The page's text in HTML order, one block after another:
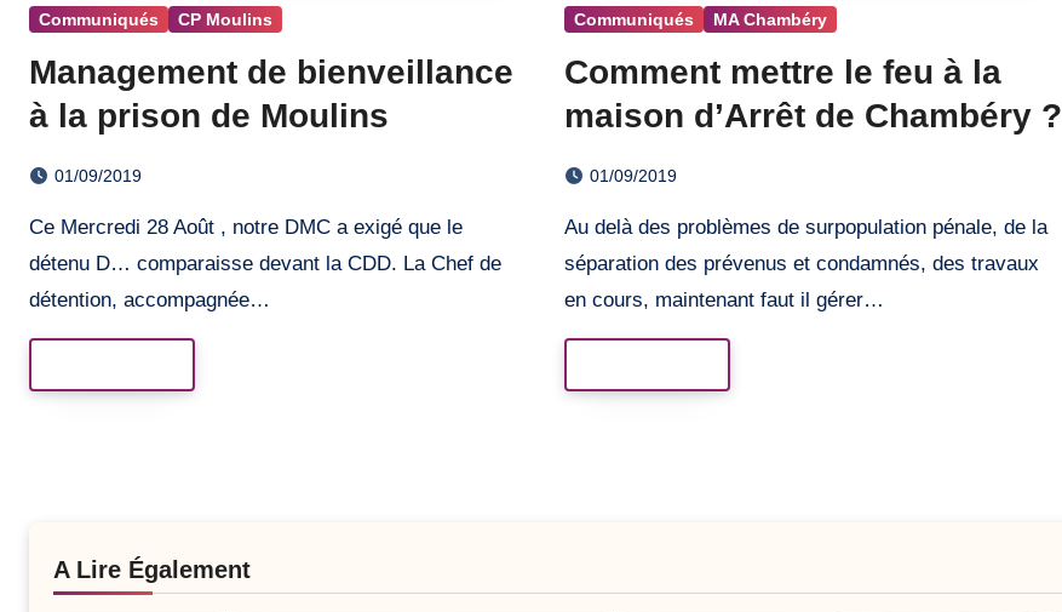
Communiqués CP Moulins
Management de bienveillance
à la prison de Moulins
01/09/2019
Ce Mercredi 28 Août , notre DMC a exigé que le
détenu D… comparaisse devant la CDD. La Chef de
détention, accompagnée…
Communiqués MA Chambéry
Comment mettre le feu à la
maison d’Arrêt de Chambéry ?
01/09/2019
Au delà des problèmes de surpopulation pénale, de la
séparation des prévenus et condamnés, des travaux
en cours, maintenant faut il gérer…
A Lire Également